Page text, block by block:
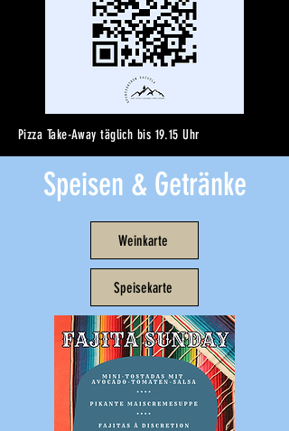
Pizza Take-Away täglich bis 19.15 Uhr
Speisen & Getränke
Weinkarte
Speisekarte